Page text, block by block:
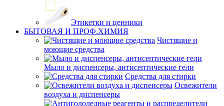
Этикетки и ценники
БЫТОВАЯ И ПРОФ.ХИМИЯ
Чистящие и
моющие средства
Мыло и диспенсеры, антисептические гели
Средства для стирки
Освежители
воздуха и диспенсеры